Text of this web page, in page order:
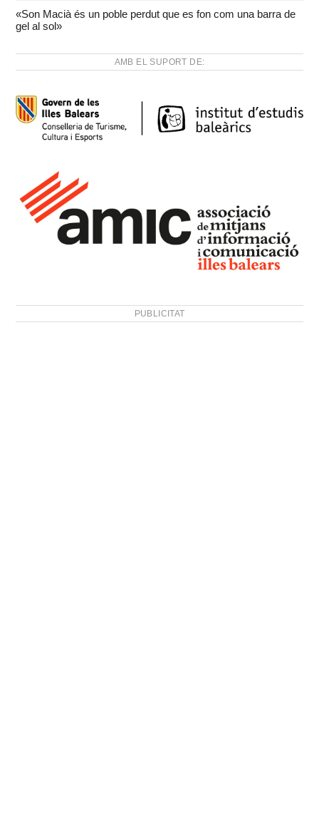
«Son Macià és un poble perdut que es fon com una barra de
gel al sol»
AMB EL SUPORT DE:
PUBLICITAT